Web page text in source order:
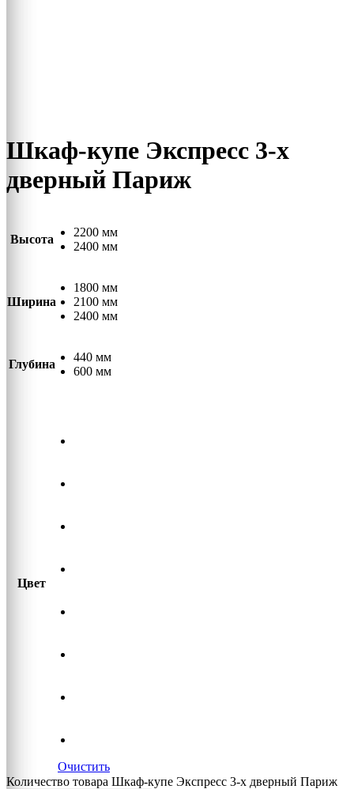
Шкаф-купе Экспресс 3-х
дверный Париж
Высота
2200 мм
2400 мм
Ширина
1800 мм
2100 мм
2400 мм
Глубина
440 мм
600 мм
Цвет
Очистить
Количество товара Шкаф-купе Экспресс 3-х дверный Париж